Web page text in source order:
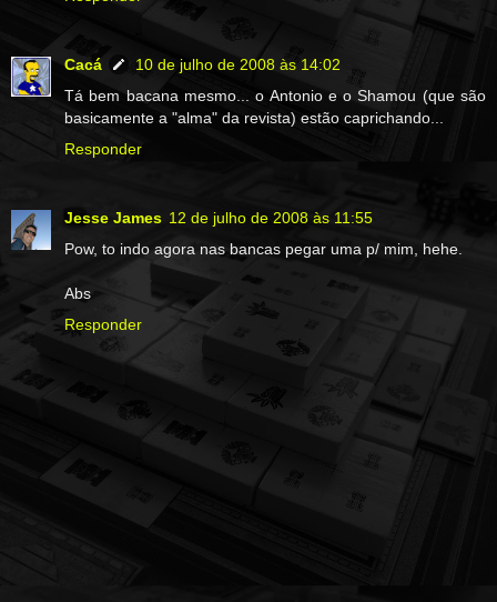
Cacá
10 de julho de 2008 às 14:02
Tá bem bacana mesmo... o Antonio e o Shamou (que são
basicamente a "alma" da revista) estão caprichando...
Responder
Jesse James 12 de julho de 2008 às 11:55
Pow, to indo agora nas bancas pegar uma p/ mim, hehe.
Abs
Responder